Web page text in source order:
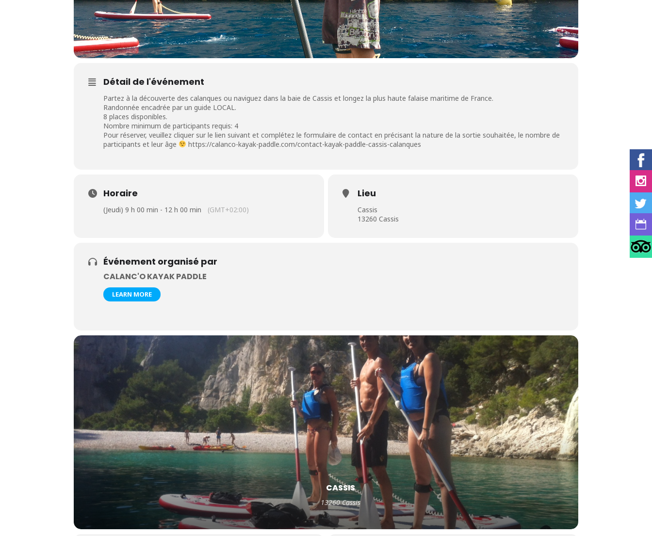
Détail de l'événement
Partez à la découverte des calanques ou naviguez dans la baie de Cassis et longez la plus haute falaise maritime de France.
Randonnée encadrée par un guide LOCAL.
8 places disponibles.
Nombre minimum de participants requis: 4
Pour réserver, veuillez cliquer sur le lien suivant et complétez le formulaire de contact en précisant la nature de la sortie souhaitée, le nombre de
participants et leur âge
https://calanco-kayak-paddle.com/contact-kayak-paddle-cassis-calanques
Horaire
(Jeudi) 9 h 00 min - 12 h 00 min (GMT+02:00)
Lieu
Cassis
13260 Cassis
Événement organisé par
CALANC'O KAYAK PADDLE
LEARN MORE
CASSIS
13260 Cassis